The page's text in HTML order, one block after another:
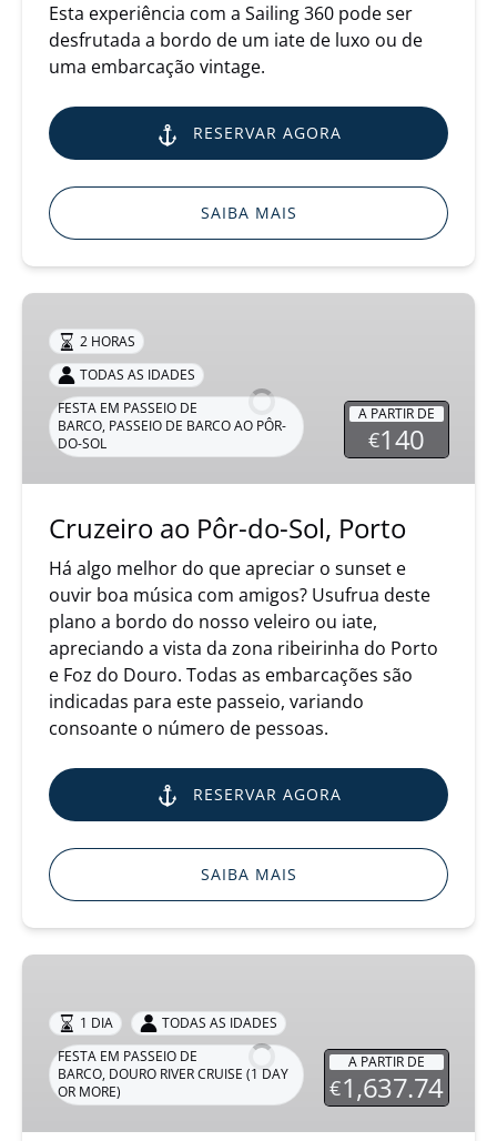
Esta experiência com a Sailing 360 pode ser
desfrutada a bordo de um iate de luxo ou de
uma embarcação vintage.
RESERVAR AGORA
SAIBA MAIS
Cruzeiro
Pôr-
Sol,
Porto
A PARTIR DE
€140
2 HORAS
TODAS AS IDADES
FESTA EM PASSEIO DE
BARCO, PASSEIO DE BARCO AO PÔR-
DO-SOL
Cruzeiro ao Pôr-do-Sol, Porto
Há algo melhor do que apreciar o sunset e
ouvir boa música com amigos? Usufrua deste
plano a bordo do nosso veleiro ou iate,
apreciando a vista da zona ribeirinha do Porto
e Foz do Douro. Todas as embarcações são
indicadas para este passeio, variando
consoante o número de pessoas.
RESERVAR AGORA
SAIBA MAIS
Cruzeiro
Douro
Descoberta
do
A PARTIR DE
€1,637.74
1 DIA
TODAS AS IDADES
FESTA EM PASSEIO DE
BARCO, DOURO RIVER CRUISE (1 DAY
OR MORE)